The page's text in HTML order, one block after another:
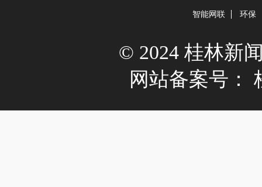
智能网联 环保
© 2024 桂林新
网站备案号：